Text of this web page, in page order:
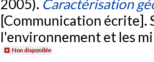
2005). Caractérisation
[Communication écrite].
l'environnement et les
Non disponible